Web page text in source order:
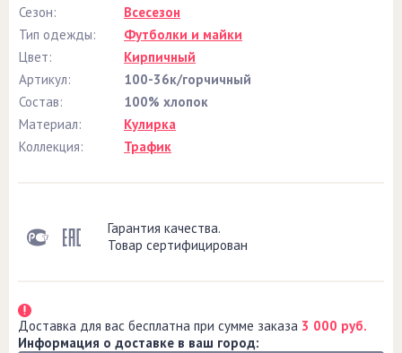
Сезон:
Всесезон
Тип одежды:
Футболки и майки
Цвет:
Кирпичный
Артикул:
100-36к/горчичный
Состав:
100% хлопок
Материал:
Кулирка
Коллекция:
Трафик
Гарантия качества.
Товар сертифицирован
Доставка для вас бесплатна при сумме заказа 3 000 руб.
Информация о доставке в ваш город: